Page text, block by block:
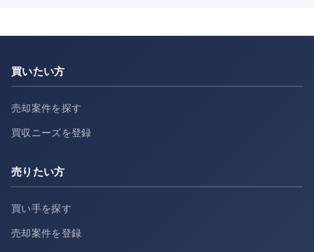
買いたい方
売却案件を探す
買収ニーズを登録
売りたい方
買い手を探す
売却案件を登録